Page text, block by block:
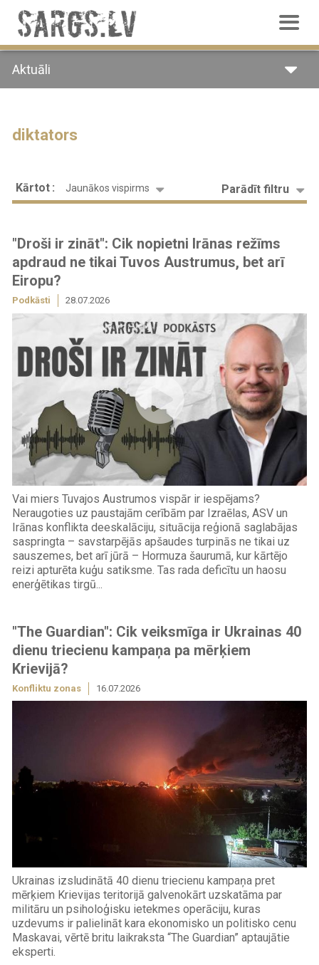
Pārlekt
galveno
saturu
Aktuāli
diktators
Parādīt filtru
Kārtot Jaunākos vispirms
"Droši ir zināt": Cik nopietni Irānas režīms
apdraud ne tikai Tuvos Austrumus, bet arī
Eiropu?
Podkāsti 28.07.2026
Vai miers Tuvajos Austrumos vispār ir iespējams?
Neraugoties uz paustajām cerībām par Izraēlas, ASV un
Irānas konflikta deeskalāciju, situācija reģionā saglabājas
saspringta – savstarpējās apšaudes turpinās ne tikai uz
sauszemes, bet arī jūrā – Hormuza šaurumā, kur kārtējo
reizi apturēta kuģu satiksme. Tas rada deficītu un haosu
enerģētikas tirgū...
"The Guardian": Cik veiksmīga ir Ukrainas 40
dienu triecienu kampaņa pa mērķiem
Krievijā?
Konfliktu zonas 16.07.2026
Ukrainas izsludinātā 40 dienu triecienu kampaņa pret
mērķiem Krievijas teritorijā galvenokārt uzskatāma par
militāru un psiholoģisku ietekmes operāciju, kuras
uzdevums ir palielināt kara ekonomisko un politisko cenu
Maskavai, vērtē britu laikraksta “The Guardian” aptaujātie
eksperti.